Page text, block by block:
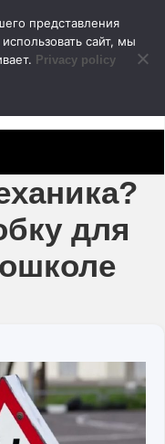
новинки зарубежного
для
представления
сайт, мы
Privacy policy